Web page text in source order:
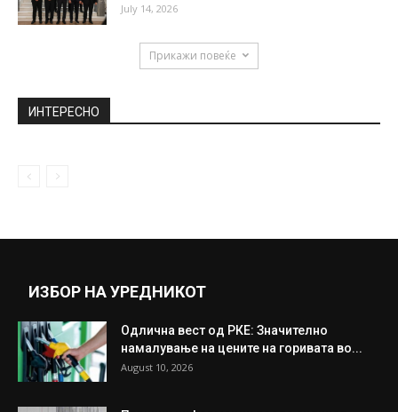
July 14, 2026
Прикажи повеќе
ИНТЕРЕСНО
ИЗБОР НА УРЕДНИКОТ
Одлична вест од РКЕ: Значително
намалување на цените на горивата во...
August 10, 2026